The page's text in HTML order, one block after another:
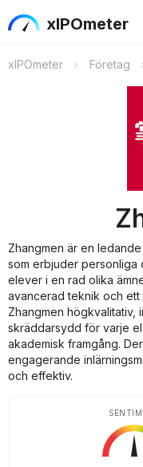
xIPOmeter
xIPOmeter Företag
Zhangmen är en
som erbjuder personliga
elever i en rad olika
avancerad teknik och
Zhangmen högkvalitativ,
skräddarsydd för varje
akademisk framgång.
engagerande
och effektiv.